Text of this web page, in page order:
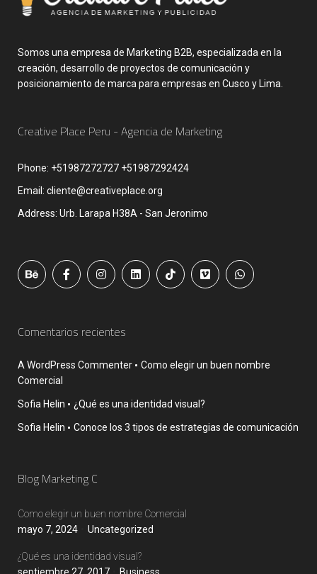
Somos una empresa de Marketing B2B, especializada en la
creación, desarrollo de proyectos de comunicación y
posicionamiento de marca para empresas en Cusco y Lima.
Creative Place Peru - Agencia de Marketing
Phone: +51987272727 +51987292424
Email: cliente@creativeplace.org
Address: Urb. Larapa H38A - San Jeronimo
Comentarios recientes
A WordPress Commenter
Como elegir un buen nombre
Comercial
Sofia Helin ¿Qué es una identidad visual?
Sofia Helin Conoce los 3 tipos de estrategias de comunicación
Blog Marketing C
Como elegir un buen nombre Comercial
mayo 7, 2024
Uncategorized
¿Qué es una identidad visual?